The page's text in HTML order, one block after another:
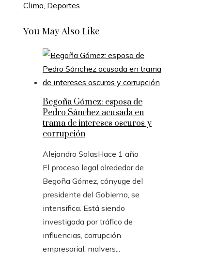
Clima, Deportes
You May Also Like
Begoña Gómez: esposa de
Pedro Sánchez acusada en
trama de intereses oscuros y
corrupción
Alejandro SalasHace 1 año
El proceso legal alrededor de
Begoña Gómez, cónyuge del
presidente del Gobierno, se
intensifica. Está siendo
investigada por tráfico de
influencias, corrupción
empresarial, malvers...